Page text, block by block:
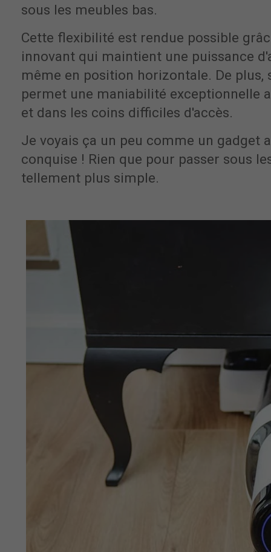
sous les meubles bas.
Cette flexibilité est rendue possible
innovant qui maintient une puissance
même en position horizontale. De plus,
permet une maniabilité exceptionnelle
et dans les coins difficiles d'accès.
Je voyais ça un peu comme un gadget
conquise ! Rien que pour passer sous
tellement plus simple.